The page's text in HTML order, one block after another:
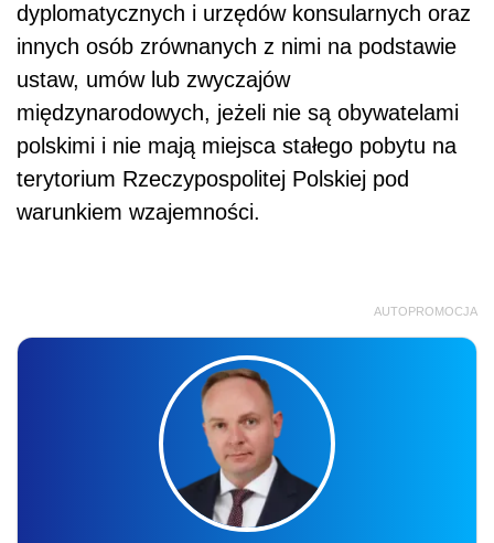
dyplomatycznych i urzędów konsularnych oraz
innych osób zrównanych z nimi na podstawie
ustaw, umów lub zwyczajów
międzynarodowych, jeżeli nie są obywatelami
polskimi i nie mają miejsca stałego pobytu na
terytorium Rzeczypospolitej Polskiej pod
warunkiem wzajemności.
AUTOPROMOCJA